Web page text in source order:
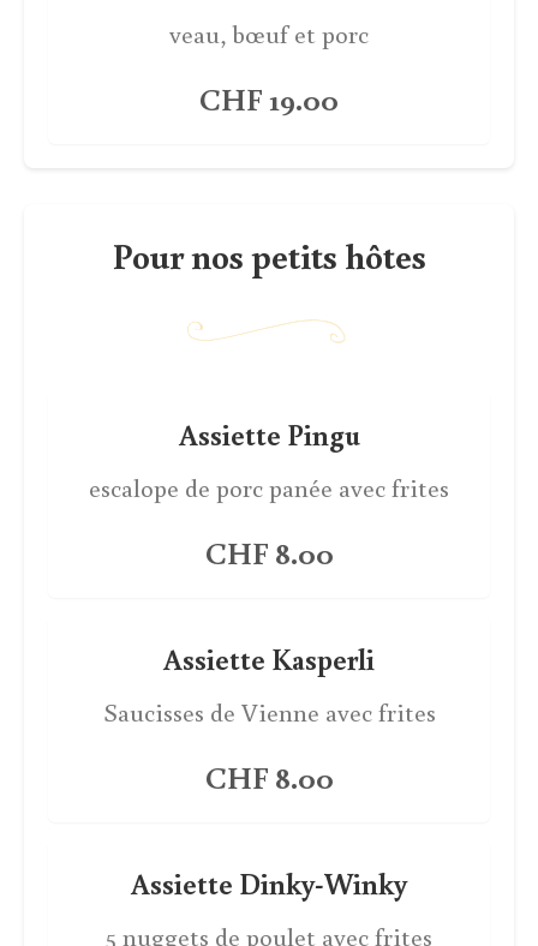
veau, bœuf et porc
CHF 19.00
Pour nos petits hôtes
Assiette Pingu
escalope de porc panée avec frites
CHF 8.00
Assiette Kasperli
Saucisses de Vienne avec frites
CHF 8.00
Assiette Dinky-Winky
5 nuggets de poulet avec frites